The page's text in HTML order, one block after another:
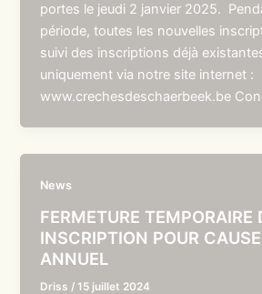
portes le jeudi 2 janvier 2025.
période, toutes les nouvelles
suivi des inscriptions déjà
uniquement via notre site internet :
www.crechesdeschaerbeek.be
News
FERMETURE TEMPORAIRE
INSCRIPTION POUR
ANNUEL
Driss /15 juillet 2024